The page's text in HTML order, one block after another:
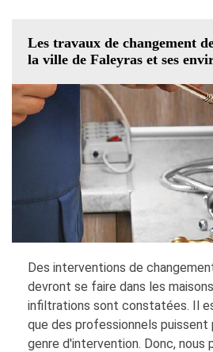
Les travaux de changement
la ville de Faleyras et ses
Des interventions de
devront se faire dans les
infiltrations sont constatées. Il
que des professionnels puissent
genre d'intervention. Donc, nous